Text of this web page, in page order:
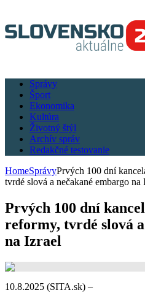
Správy
Šport
Ekonomika
Kultúra
Životný štýl
Archív správ
Redakčné testovanie
HomeSprávyPrvých 100 dní
tvrdé slová a nečakané embargo na
Prvých 100 dní
reformy, tvrdé slová
na Izrael
10.8.2025 (SITA.sk) –